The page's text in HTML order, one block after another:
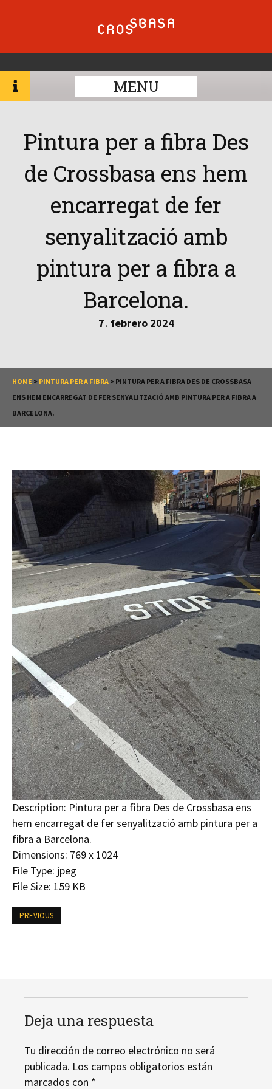
MENU
Pintura per a fibra Des
de Crossbasa ens hem
encarregat de fer
senyalització amb
pintura per a fibra a
Barcelona.
7 . febrero 2024
HOME > PINTURA PER A FIBRA > PINTURA PER A FIBRA DES DE CROSSBASA
ENS HEM ENCARREGAT DE FER SENYALITZACIÓ AMB PINTURA PER A FIBRA A
BARCELONA.
Description: Pintura per a fibra Des de Crossbasa ens
hem encarregat de fer senyalització amb pintura per a
fibra a Barcelona.
Dimensions: 769 x 1024
File Type: jpeg
File Size: 159 KB
PREVIOUS
Deja una respuesta
Tu dirección de correo electrónico no será
publicada. Los campos obligatorios están
marcados con *